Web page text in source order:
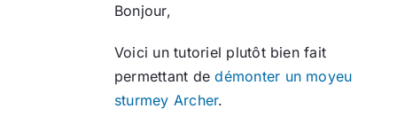
Bonjour,
Voici un tutoriel plutôt bien fait
permettant dedémonter un moyeu
sturmey Archer.